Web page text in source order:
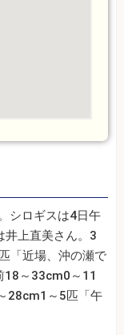
シロギスは4日午
上直美さん。3
「近場、沖の瀬で
18～33cm0～11
28cm1～5匹「午